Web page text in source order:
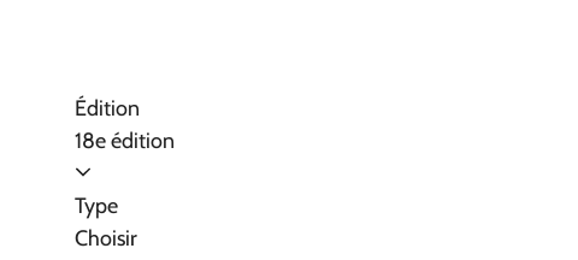
Édition
18e édition
Type
Choisir